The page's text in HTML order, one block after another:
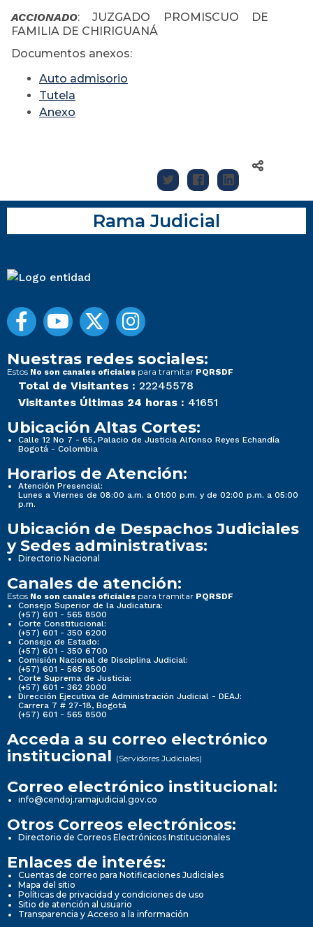
ACCIONADO: JUZGADO PROMISCUO DE
FAMILIA DE CHIRIGUANÁ
Documentos anexos:
Auto admisorio
Tutela
Anexo
Rama Judicial
Nuestras redes sociales:
Estos No son canales oficiales para tramitar PQRSDF
Total de Visitantes : 22245578
Visitantes Últimas 24 horas : 41651
Ubicación Altas Cortes:
Calle 12 No 7 - 65, Palacio de Justicia Alfonso Reyes Echandía
Bogotá - Colombia
Horarios de Atención:
Atención Presencial:
Lunes a Viernes de 08:00 a.m. a 01:00 p.m. y de 02:00 p.m. a 05:00
p.m.
Ubicación de Despachos Judiciales
y Sedes administrativas:
Directorio Nacional
Canales de atención:
Estos No son canales oficiales para tramitar PQRSDF
Consejo Superior de la Judicatura:
(+57) 601 - 565 8500
Corte Constitucional:
(+57) 601 - 350 6200
Consejo de Estado:
(+57) 601 - 350 6700
Comisión Nacional de Disciplina Judicial:
(+57) 601 - 565 8500
Corte Suprema de Justicia:
(+57) 601 - 362 2000
Dirección Ejecutiva de Administración Judicial - DEAJ:
Carrera 7 # 27-18, Bogotá
(+57) 601 - 565 8500
Acceda a su correo electrónico
institucional (Servidores Judiciales)
Correo electrónico institucional:
info@cendoj.ramajudicial.gov.co
Otros Correos electrónicos:
Directorio de Correos Electrónicos Institucionales
Enlaces de interés:
Cuentas de correo para Notificaciones Judiciales
Mapa del sitio
Políticas de privacidad y condiciones de uso
Sitio de atención al usuario
Transparencia y Acceso a la información